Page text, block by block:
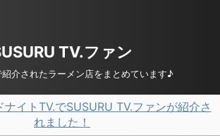
TV.ファン
介されたラーメン店をまとめています♪
ナイトTV.でSUSURU TV.ファンが紹介さ
れました！